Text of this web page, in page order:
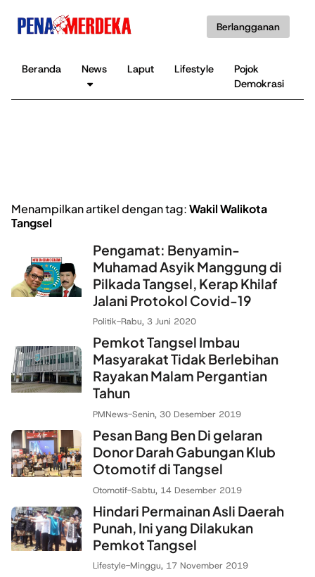
Berlangganan
Beranda News Laput Lifestyle
Pojok
Demokrasi
Menampilkan artikel dengan tag:Wakil Walikota
Tangsel
Pengamat: Benyamin-
Muhamad Asyik Manggung di
Pilkada Tangsel, Kerap Khilaf
Jalani Protokol Covid-19
Politik-Rabu, 3 Juni 2020
Pemkot Tangsel Imbau
Masyarakat Tidak Berlebihan
Rayakan Malam Pergantian
Tahun
PMNews-Senin, 30 Desember 2019
Pesan Bang Ben Di gelaran
Donor Darah Gabungan Klub
Otomotif di Tangsel
Otomotif-Sabtu, 14 Desember 2019
Hindari Permainan Asli Daerah
Punah, Ini yang Dilakukan
Pemkot Tangsel
Lifestyle-Minggu, 17 November 2019